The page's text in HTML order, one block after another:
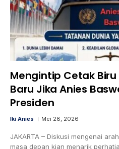
Mengintip Cetak
Baru Jika Anies
Presiden
Iki Anies Mei 28, 2026
JAKARTA – Diskusi mengenai
masa depan kian menarik